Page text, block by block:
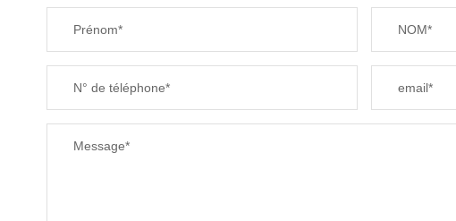
Prénom* NOM*
N° de téléphone* email*
Message*